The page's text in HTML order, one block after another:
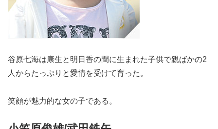
谷原七海は康生と明日香の間に生まれた子供で親ばかの2
人からたっぷりと愛情を受けて育った。
笑顔が魅力的な女の子である。